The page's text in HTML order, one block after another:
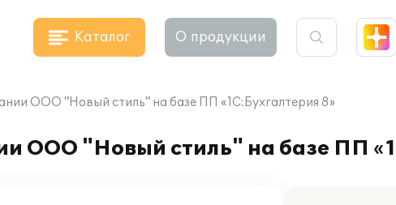
Каталог О продукции
ООО "Новый стиль" на базе ПП «1С:Бухгалтерия 8»
ООО "Новый стиль" на базе ПП